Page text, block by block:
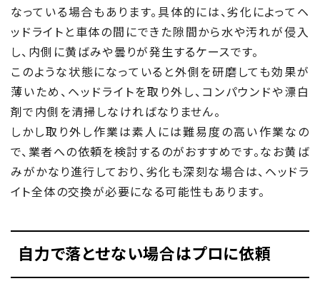
なっている場合もあります。具体的には、劣化によってヘ
ッドライトと車体の間にできた隙間から水や汚れが侵入
し、内側に黄ばみや曇りが発生するケースです。
このような状態になっていると外側を研磨しても効果が
薄いため、ヘッドライトを取り外し、コンパウンドや漂白
剤で内側を清掃しなければなりません。
しかし取り外し作業は素人には難易度の高い作業なの
で、業者への依頼を検討するのがおすすめです。なお黄ば
みがかなり進行しており、劣化も深刻な場合は、ヘッドラ
イト全体の交換が必要になる可能性もあります。
自力で落とせない場合はプロに依頼